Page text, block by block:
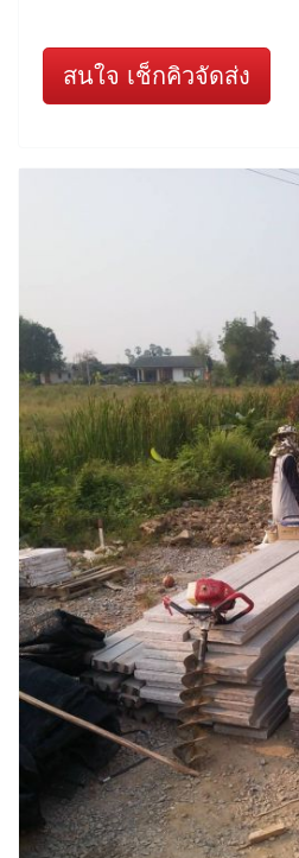
สนใจ เช็กคิวจัดส่ง